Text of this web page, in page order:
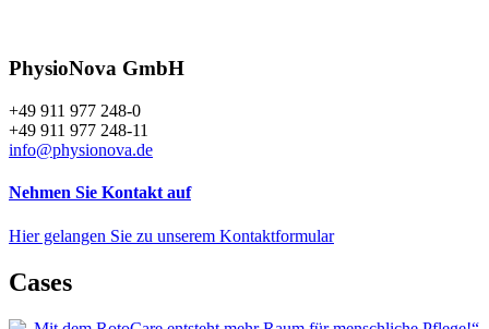
PhysioNova GmbH
+49 911 977 248-0
+49 911 977 248-11
info@physionova.de
Nehmen Sie Kontakt auf
Hier gelangen Sie zu unserem Kontaktformular
Cases